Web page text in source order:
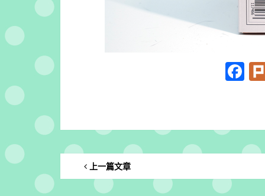
上一篇文章